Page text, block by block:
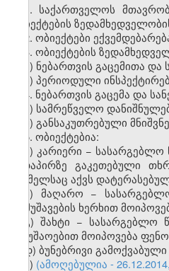
1. საქართველოს
ობიექტების
2. ობიექტები
3. ობიექტების
ა) ნებართვის გაცემითა
ბ) პერიოდული
4. ნებართვის გაცემა და
ა) სამრეწველო
ბ) განსაკუთრებული
5. ობიექტებია:
ა) კარიერი − სასარგებლო
ზედაპირზე გაკეთებული
რომელსაც აქვს
ბ) მაღარო −
დამუშავების ხერხით
გ) შახტი − სასარგებლო
სამუშაოებით მოიპოვება
დ) ბუნებრივი
ე) (ამოღებულია -